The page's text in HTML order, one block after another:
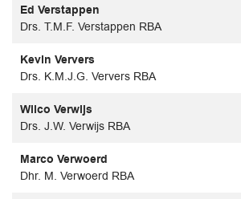
Ed Verstappen
Drs. T.M.F. Verstappen RBA
Kevin Ververs
Drs. K.M.J.G. Ververs RBA
Wilco Verwijs
Drs. J.W. Verwijs RBA
Marco Verwoerd
Dhr. M. Verwoerd RBA